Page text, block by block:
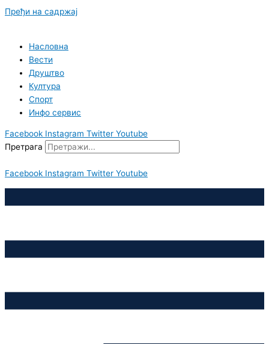
Пређи на садржај
Насловна
Вести
Друштво
Култура
Спорт
Инфо сервис
Facebook Instagram Twitter Youtube
Претрага
Facebook Instagram Twitter Youtube